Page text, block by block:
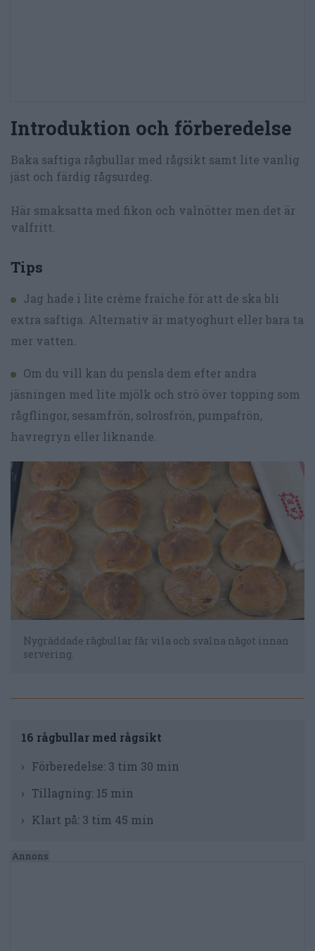
Introduktion och förberedelse
Baka saftiga rågbullar med rågsikt samt lite vanlig
jäst och färdig rågsurdeg.
Här smaksatta med fikon och valnötter men det är
valfritt.
Tips
Jag hade i lite crème fraiche för att de ska bli
extra saftiga. Alternativ är matyoghurt eller bara ta
mer vatten.
Om du vill kan du pensla dem efter andra
jäsningen med lite mjölk och strö över topping som
rågflingor, sesamfrön, solrosfrön, pumpafrön,
havregryn eller liknande.
Nygräddade rågbullar får vila och svalna något innan
servering.
16 rågbullar med rågsikt
Förberedelse: 3 tim 30 min
Tillagning: 15 min
Klart på: 3 tim 45 min